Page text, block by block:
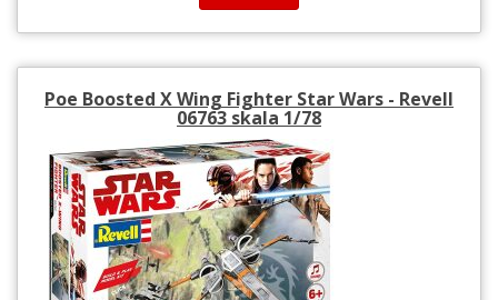
Poe Boosted X Wing Fighter Star Wars - Revell
06763 skala 1/78